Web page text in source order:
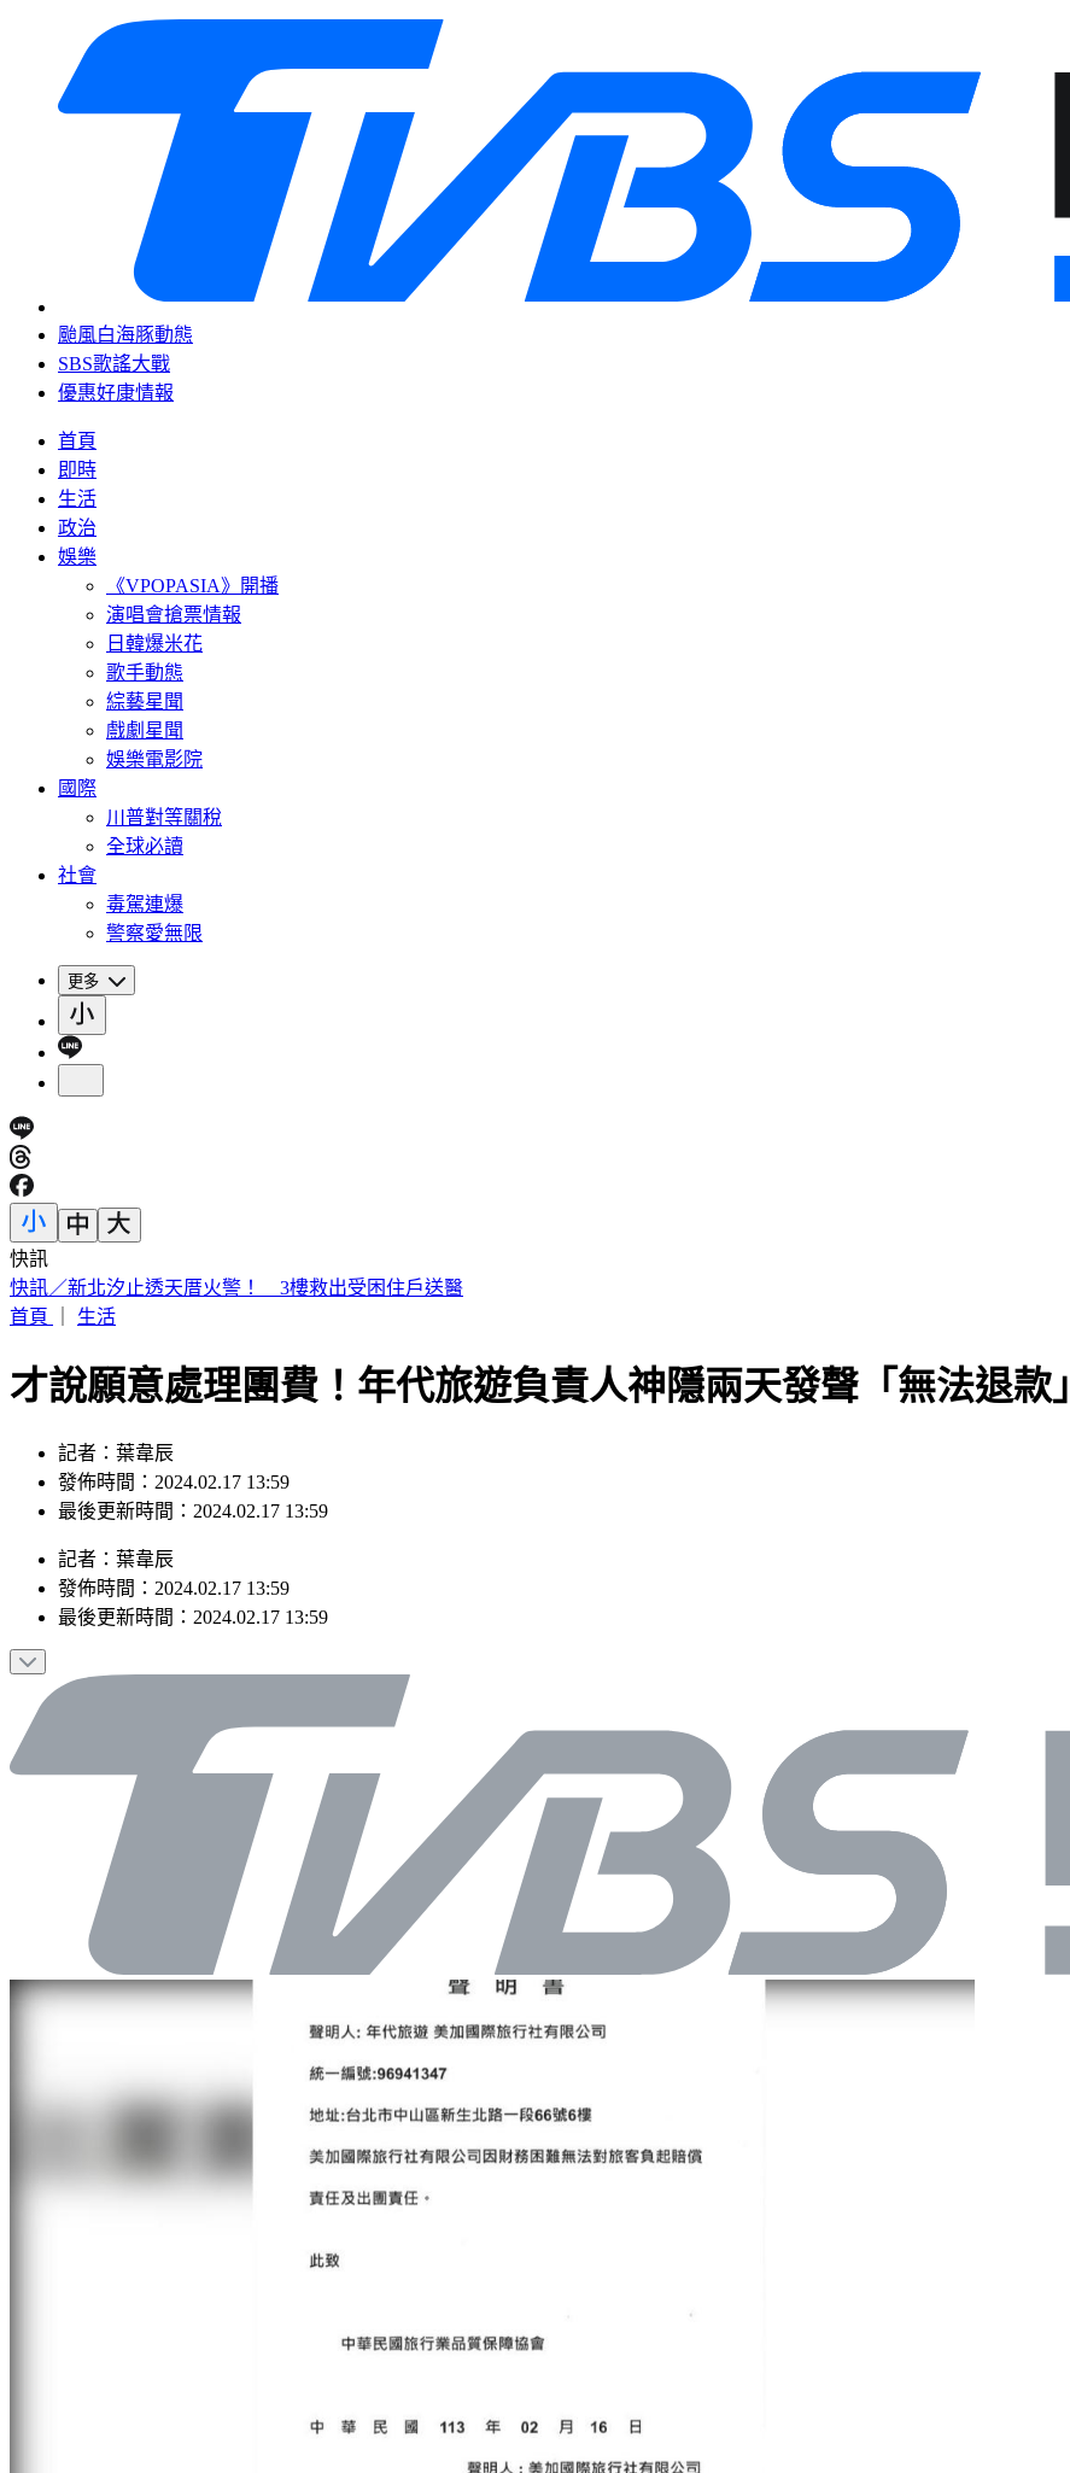
颱風白海豚動態
SBS歌謠大戰
優惠好康情報
首頁
即時
生活
政治
娛樂
《VPOPASIA》開播
演唱會搶票情報
日韓爆米花
歌手動態
綜藝星聞
戲劇星聞
娛樂電影院
國際
川普對等關稅
全球必讀
社會
毒駕連爆
警察愛無限
更多
快訊
日本人來台爆買！曬35公斤「超台戰利品」 網友見1物全笑翻
首頁
生活
才說願意處理團費！年代旅遊負責人神隱兩天發聲「無法退款」
記者：葉韋辰
發佈時間：2024.02.17 13:59
最後更新時間：2024.02.17 13:59
記者 ： 葉韋辰
發佈時間： 2024.02.17 13:59
最後更新時間： 2024.02.17 13:59